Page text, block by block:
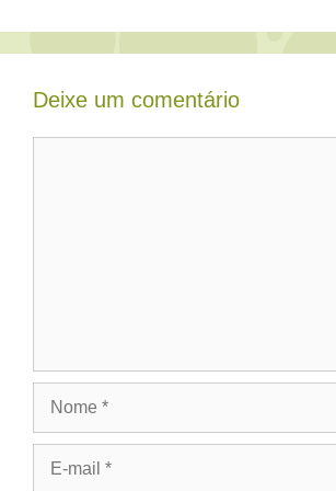
Deixe um comentário